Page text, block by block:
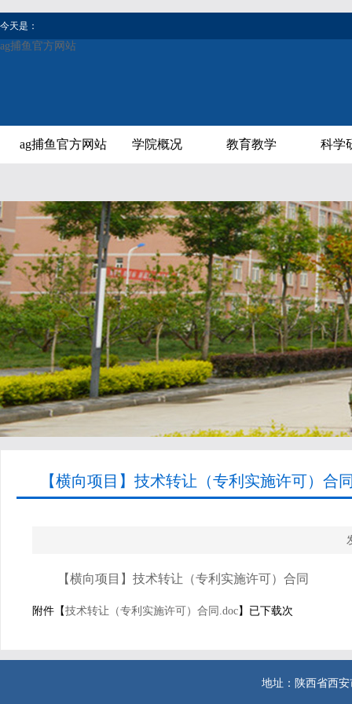
今天是：
ag捕鱼官方网站
ag捕鱼官方网站 学院概况 教育教学 科学
【横向项目】技术转让（专利实施许可）合
【横向项目】技术转让（专利实施许可）合同
附件【技术转让（专利实施许可）合同.doc】已下载次
地址：陕西省西